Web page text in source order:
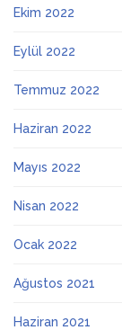
Ekim 2022
Eylül 2022
Temmuz 2022
Haziran 2022
Mayıs 2022
Nisan 2022
Ocak 2022
Ağustos 2021
Haziran 2021